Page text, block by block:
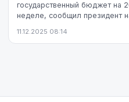
государственный бюджет на
неделе, сообщил президент
11.12.2025 08:14